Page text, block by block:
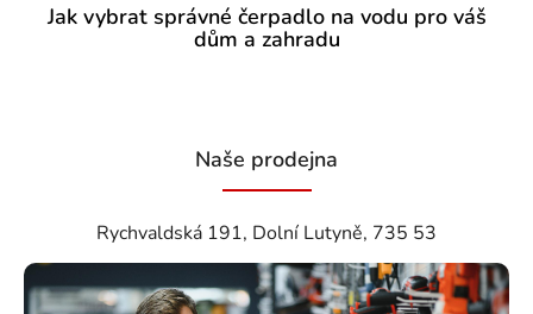
Jak vybrat správné čerpadlo na vodu pro váš
dům a zahradu
Naše prodejna
Rychvaldská 191, Dolní Lutyně, 735 53